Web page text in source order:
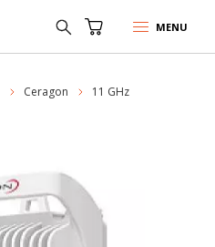
MENU
Ceragon 11 GHz